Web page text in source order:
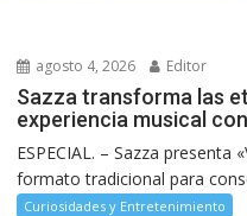
agosto 4, 2026 Editor
Sazza transforma las
experiencia musical
ESPECIAL. – Sazza presenta
formato tradicional para
Curiosidades y Entretenimiento